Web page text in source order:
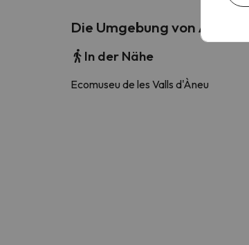
Die Umgebung von
In der Nähe
Ecomuseu de les Valls d'Àneu